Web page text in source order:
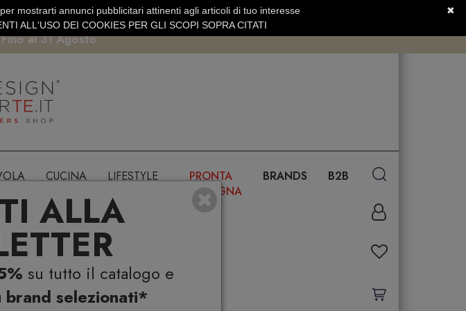
ALLA
su tutto il catalogo e
brand selezionati*
· CARTA DI CREDITO SERVIZIO CLIENTI +39.0773.470.562
al 31 Agosto
CUCINA LIFESTYLE
PRONTA
CONSEGNA
BRANDS B2B
✖
mostrarti annunci pubblicitari attinenti agli articoli di tuo interesse
ALL'USO DEI COOKIES PER GLI SCOPI SOPRA CITATI